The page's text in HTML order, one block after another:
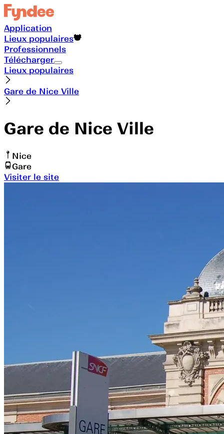
Application
Lieux populaires
Professionnels
Télécharger
Lieux populaires
Gare de Nice Ville
Gare de Nice Ville
Nice
Gare
Visiter le site